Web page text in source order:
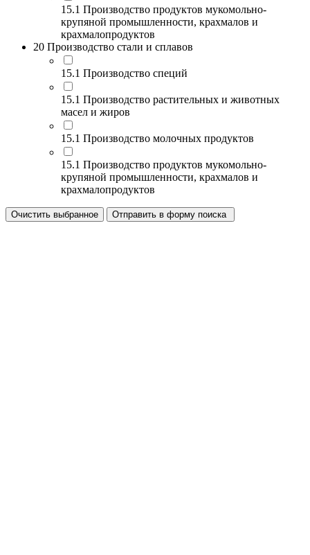
15.1 Производство продуктов мукомольно-
крупяной промышленности, крахмалов и
крахмалопродуктов
20 Производство стали и сплавов
15.1 Производство специй
15.1 Производство растительных и животных
масел и жиров
15.1 Производство молочных продуктов
15.1 Производство продуктов мукомольно-
крупяной промышленности, крахмалов и
крахмалопродуктов